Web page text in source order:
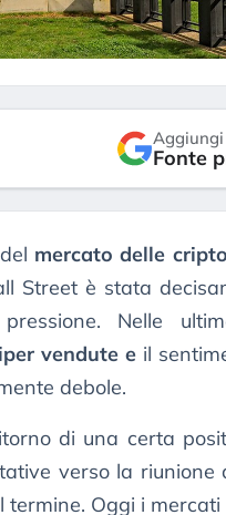
Aggiungi
Fonte
mercato delle
Street è stata
Nelle
vendute e il
debole.
di una certa
verso la riunione
termine. Oggi i
valutazioni estreme
Cosa sta
degli asset?
agosto 2026